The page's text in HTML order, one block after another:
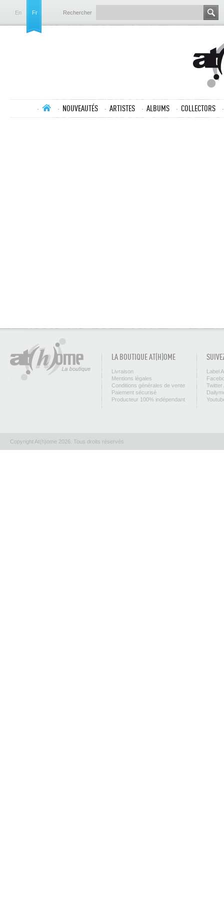
En Fr Rechercher
NOUVEAUTÉS ARTISTES ALBUMS COLLECTORS
LA BOUTIQUE AT(H)OME
Livraison
Mentions légales
Conditions générales de vente
Paiement sécurisé
Producteur 100% indépendant
Label
Twitter
Copyright At(h)ome 2026. Tous droits réservés